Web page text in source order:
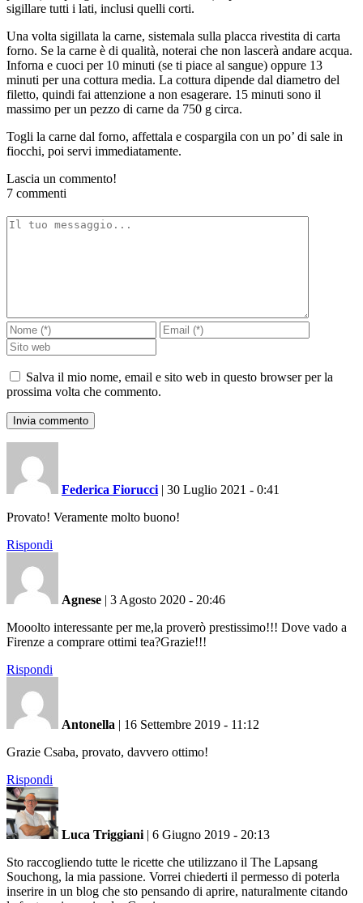
sigillare tutti i lati, inclusi quelli corti.
Una volta sigillata la carne, sistemala sulla placca rivestita di carta
forno. Se la carne è di qualità, noterai che non lascerà andare acqua.
Inforna e cuoci per 10 minuti (se ti piace al sangue) oppure 13
minuti per una cottura media. La cottura dipende dal diametro del
filetto, quindi fai attenzione a non esagerare. 15 minuti sono il
massimo per un pezzo di carne da 750 g circa.
Togli la carne dal forno, affettala e cospargila con un po’ di sale in
fiocchi, poi servi immediatamente.
Lascia un commento!
7 commenti
Salva il mio nome, email e sito web in questo browser per la
prossima volta che commento.
Federica Fiorucci | 30 Luglio 2021 - 0:41
Provato! Veramente molto buono!
Rispondi
Agnese | 3 Agosto 2020 - 20:46
Mooolto interessante per me,la proverò prestissimo!!! Dove vado a
Firenze a comprare ottimi tea?Grazie!!!
Rispondi
Antonella | 16 Settembre 2019 - 11:12
Grazie Csaba, provato, davvero ottimo!
Rispondi
Luca Triggiani | 6 Giugno 2019 - 20:13
Sto raccogliendo tutte le ricette che utilizzano il The Lapsang
Souchong, la mia passione. Vorrei chiederti il permesso di poterla
inserire in un blog che sto pensando di aprire, naturalmente citando